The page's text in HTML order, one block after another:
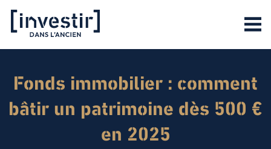
Fonds immobilier : comment
bâtir un patrimoine dès 500 €
en 2025